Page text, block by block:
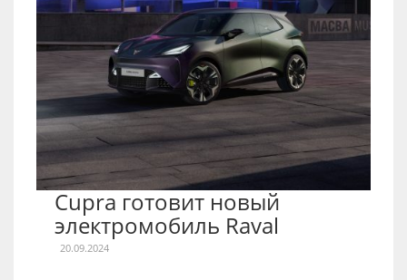
Cupra готовит новый
электромобиль Raval
20.09.2024